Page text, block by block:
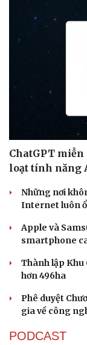
ChatGPT
loạt tính năng
Những nơi
Internet luôn
Apple và
smartphone
Thành lập
hơn 496ha
Phê duyệt
gia về công
PODCAST